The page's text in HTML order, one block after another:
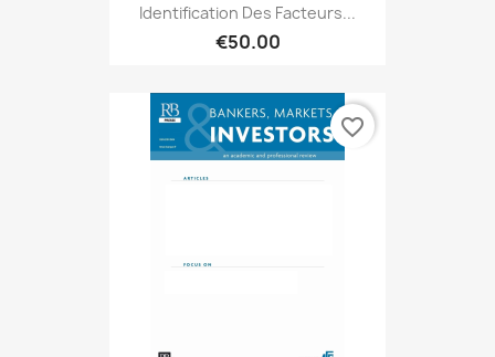
Identification Des Facteurs...
€50.00
favorite_border